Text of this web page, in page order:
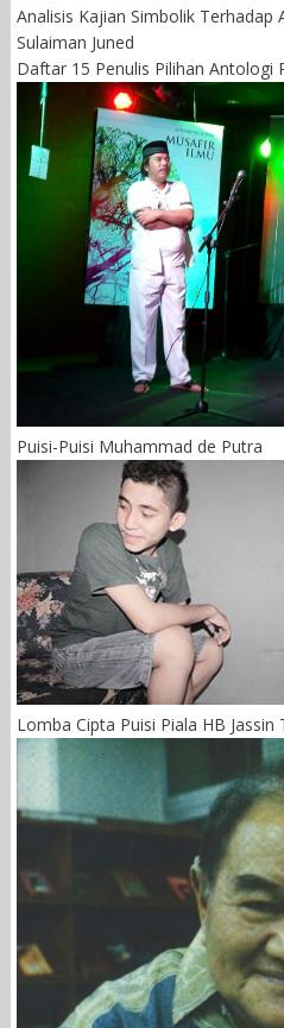
Analisis Kajian Simbolik Terhadap
Sulaiman Juned
Daftar 15 Penulis Pilihan Antologi
Puisi-Puisi Muhammad de Putra
Lomba Cipta Puisi Piala HB